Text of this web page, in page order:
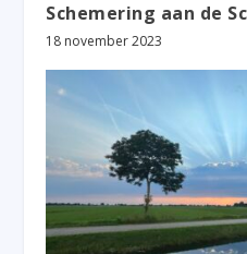
Schemering aan de
18 november 2023